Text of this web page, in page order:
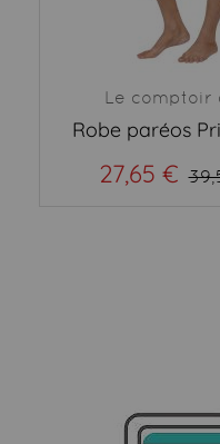
Le comptoir
Robe paréos
27,65 €